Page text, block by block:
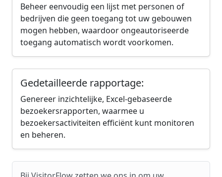
Beheer eenvoudig een lijst met personen of
bedrijven die geen toegang tot uw gebouwen
mogen hebben, waardoor ongeautoriseerde
toegang automatisch wordt voorkomen.
Gedetailleerde rapportage:
Genereer inzichtelijke, Excel-gebaseerde
bezoekersrapporten, waarmee u
bezoekersactiviteiten efficiënt kunt monitoren
en beheren.